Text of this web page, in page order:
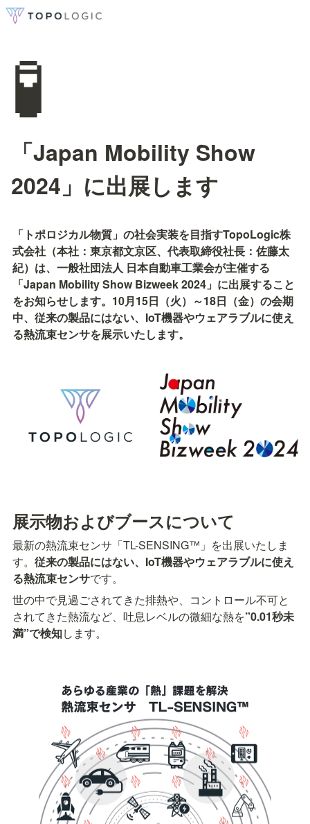
🧪
「Japan Mobility Show
2024」に出展します
「トポロジカル物質」の社会実装を目指すTopoLogic株
式会社（本社：東京都文京区、代表取締役社長：佐藤太
紀）は、一般社団法人 日本自動車工業会が主催する
「Japan Mobility Show Bizweek 2024」に出展すること
をお知らせします。10月15日（火）～18日（金）の会期
中、従来の製品にはない、IoT機器やウェアラブルに使え
る熱流束センサを展示いたします。
展示物およびブースについて
最新の熱流束センサ「TL-SENSING™」を出展いたしま
す。 従来の製品にはない、IoT機器やウェアラブルに使え
る熱流束センサです。
世の中で見過ごされてきた排熱や、コントロール不可と
されてきた熱流など、吐息レベルの微細な熱を”0.01秒未
満”で検知します。